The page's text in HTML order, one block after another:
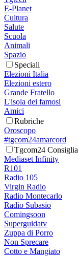
E-Planet
Cultura
Salute
Scuola
Animali
Spazio
Speciali
Elezioni Italia
Elezioni estero
Grande Fratello
L'isola dei famosi
Amici
Rubriche
Oroscopo
#tgcom24amarcord
Tgcom24 Consiglia
Mediaset Infinity
R101
Radio 105
Virgin Radio
Radio Montecarlo
Radio Subasio
Comingsoon
Superguidatv
Zuppa di Porro
Non Sprecare
Cotto e Mangiato